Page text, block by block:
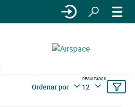
Ordenar por
RESULTADOS
12